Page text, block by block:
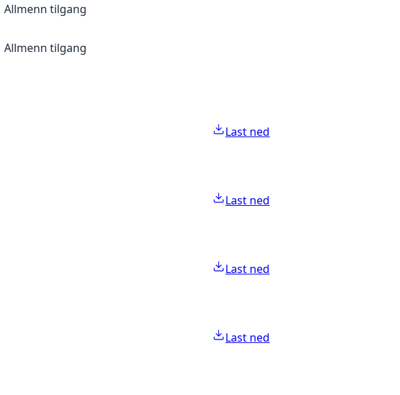
Allmenn tilgang
Allmenn tilgang
Last ned
Last ned
Last ned
Last ned